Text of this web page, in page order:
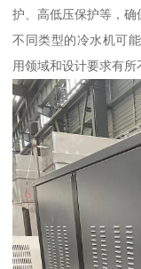
护、高低压保护等，确
不同类型的冷水机可
用领域和设计要求有所